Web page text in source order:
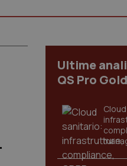
Ultime
QS Pro Gold